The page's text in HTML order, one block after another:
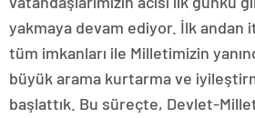
yakmaya devam ediyor. İlk andan
tüm imkanları ile Milletimizin
büyük arama kurtarma ve
başlattık. Bu süreçte, Devlet-